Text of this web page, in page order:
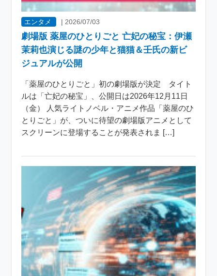
エンタメ |2026/07/03
劇場版 薬屋のひとりごと 亡妃の秘宝：伊瀬
茉莉也演じる謎の少年と猫猫＆壬氏の新ビ
ジュアルが公開
「薬屋のひとりごと」初の劇場版が決定 タイト
ルは「亡妃の秘宝」、公開日は2026年12月11日
（金） 人気ライトノベル・アニメ作品「薬屋のひ
とりごと」が、ついに待望の劇場版アニメとして
スクリーンに登場することが発表されま […]